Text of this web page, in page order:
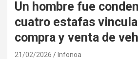
Un hombre fue
cuatro estafas
compra y venta de
21/02/2026 Infonoa